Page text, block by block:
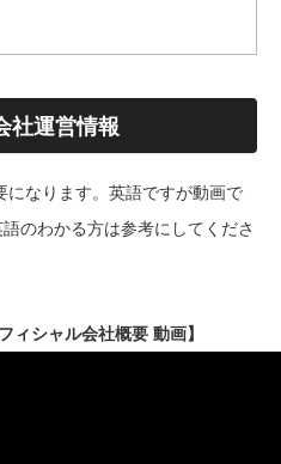
社運営情報
になります。英語ですが動画で
のわかる方は参考にしてくださ
ィシャル会社概要 動画】